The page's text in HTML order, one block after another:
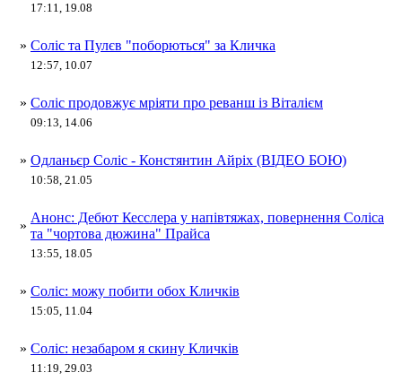
17:11, 19.08
» Соліс та Пулєв "поборються" за Кличка
12:57, 10.07
» Соліс продовжує мріяти про реванш із Віталієм
09:13, 14.06
» Одланьєр Соліс - Констянтин Айріх (ВІДЕО БОЮ)
10:58, 21.05
»
Анонс: Дебют Кесслера у напівтяжах, повернення Соліса
та "чортова дюжина" Прайса
13:55, 18.05
» Соліс: можу побити обох Кличків
15:05, 11.04
» Соліс: незабаром я скину Кличків
11:19, 29.03